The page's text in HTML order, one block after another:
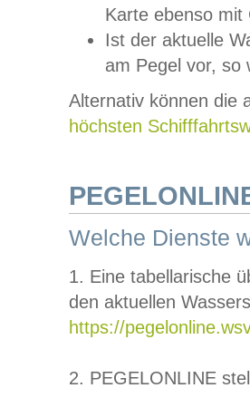
Karte ebenso mit
Ist der aktuelle
am Pegel vor,
Alternativ können die
höchsten
Welche Dienste
1. Eine tabellarische
den aktuellen
https://
2. PEGELONLINE